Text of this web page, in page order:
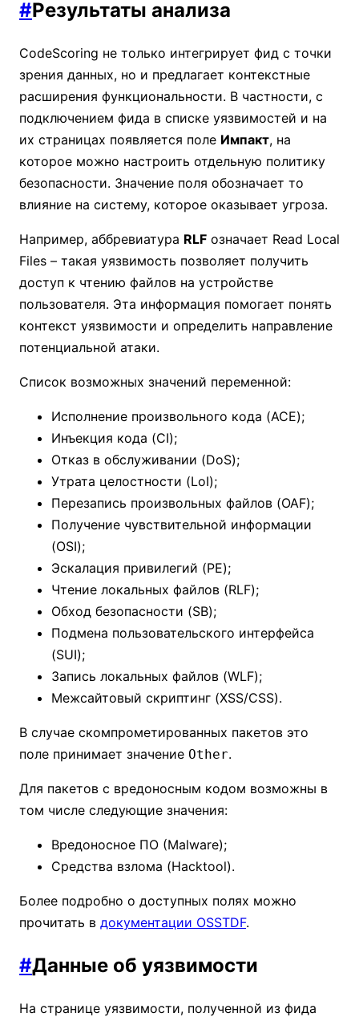
#Результаты анализа
CodeScoring не только интегрирует фид с точки
зрения данных, но и предлагает контекстные
расширения функциональности. В частности, с
подключением фида в списке уязвимостей и на
их страницах появляется поле Импакт, на
которое можно настроить отдельную политику
безопасности. Значение поля обозначает то
влияние на систему, которое оказывает угроза.
Например, аббревиатура RLF означает Read Local
Files – такая уязвимость позволяет получить
доступ к чтению файлов на устройстве
пользователя. Эта информация помогает понять
контекст уязвимости и определить направление
потенциальной атаки.
Список возможных значений переменной:
Исполнение произвольного кода (ACE);
Инъекция кода (CI);
Отказ в обслуживании (DoS);
Утрата целостности (LoI);
Перезапись произвольных файлов (OAF);
Получение чувствительной информации
(OSI);
Эскалация привилегий (PE);
Чтение локальных файлов (RLF);
Обход безопасности (SB);
Подмена пользовательского интерфейса
(SUI);
Запись локальных файлов (WLF);
Межсайтовый скриптинг (XSS/CSS).
В случае скомпрометированных пакетов это
поле принимает значение Other.
Для пакетов с вредоносным кодом возможны в
том числе следующие значения:
Вредоносное ПО (Malware);
Cредства взлома (Hacktool).
Более подробно о доступных полях можно
прочитать в документации OSSTDF.
#Данные об уязвимости
На странице уязвимости, полученной из фида